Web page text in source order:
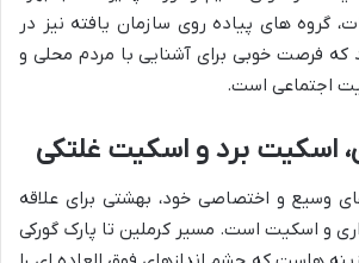
گروه های پیاده روی سازمان یافته نیز در
که فرصت خوبی برای آشنایی با مردم محلی و
اجتماعی است.
اسکیت برد و اسکیت غلتکی
وسیع و اختصاصی خود، بهشتی برای علاقه
و اسکیت است. مسیر کرملین تا پارک گورکی